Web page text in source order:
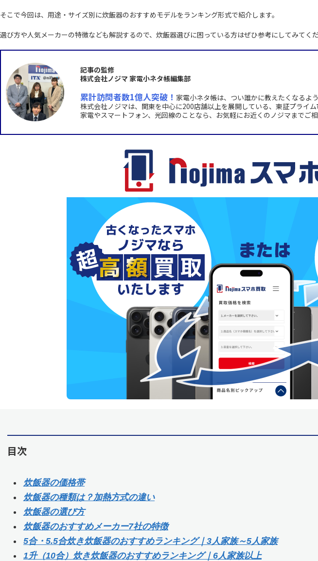
そこで今回は、用途・サイズ別に炊飯器のおすすめモデルをランキング形式で紹介します。
選び方や人気メーカーの特徴なども解説するので、炊飯器選びに困っている方はぜひ参考にしてみてくだ
記事の監修
株式会社ノジマ 家電小ネタ帳編集部
累計訪問者数1億人突破！ 家電小ネタ帳は、つい誰かに教えたくなるよ
株式会社ノジマは、関東を中心に200店舗以上を展開している、東証プライム
家電やスマートフォン、光回線のことなら、お気軽にお近くのノジマまでご
目次
炊飯器の価格帯
炊飯器の種類は？加熱方式の違い
炊飯器の選び方
炊飯器のおすすめメーカー7社の特徴
5合・5.5合炊き炊飯器のおすすめランキング｜3人家族～5人家族
1升（10合）炊き炊飯器のおすすめランキング｜6人家族以上